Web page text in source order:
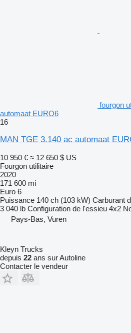
fourgon
automaat EURO6
16
MAN TGE 3.140 ac automaat
10 950 € ≈ 12 650 $ US
Fourgon utilitaire
2020
171 600 mi
Euro 6
Puissance 140 ch (103 kW) Carburant
3 040 lb Configuration de l'essieu 4x2
Pays-Bas, Vuren
Kleyn Trucks
depuis 22 ans sur Autoline
Contacter le vendeur